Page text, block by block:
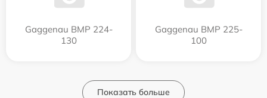
Gaggenau BMP 224-
130
Gaggenau BMP 225-
100
Показать больше